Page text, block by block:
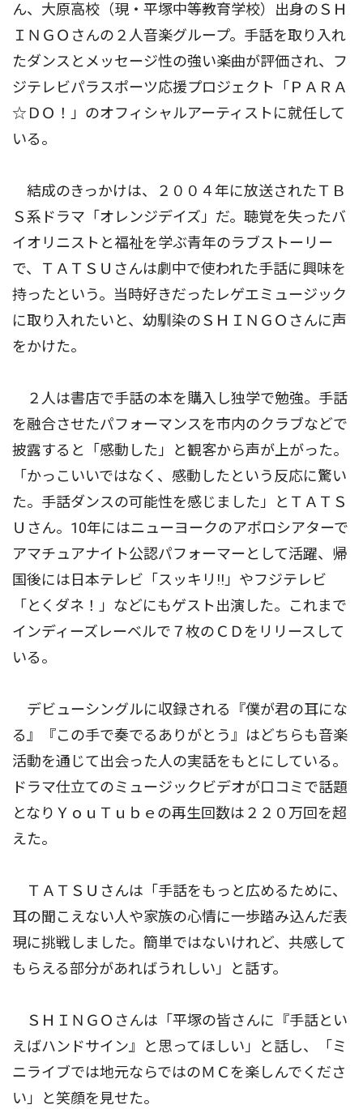
ん、大原高校（現・平塚中等教育学校）出身のＳＨ
ＩＮＧＯさんの２人音楽グループ。手話を取り入れ
たダンスとメッセージ性の強い楽曲が評価され、フ
ジテレビパラスポーツ応援プロジェクト「ＰＡＲＡ
☆ＤＯ！」のオフィシャルアーティストに就任して
いる。
結成のきっかけは、２００４年に放送されたＴＢ
Ｓ系ドラマ「オレンジデイズ」だ。聴覚を失ったバ
イオリニストと福祉を学ぶ青年のラブストーリー
で、ＴＡＴＳＵさんは劇中で使われた手話に興味を
持ったという。当時好きだったレゲエミュージック
に取り入れたいと、幼馴染のＳＨＩＮＧＯさんに声
をかけた。
２人は書店で手話の本を購入し独学で勉強。手話
を融合させたパフォーマンスを市内のクラブなどで
披露すると「感動した」と観客から声が上がった。
「かっこいいではなく、感動したという反応に驚い
た。手話ダンスの可能性を感じました」とＴＡＴＳ
Ｕさん。10年にはニューヨークのアポロシアターで
アマチュアナイト公認パフォーマーとして活躍、帰
国後には日本テレビ「スッキリ!!」やフジテレビ
「とくダネ！」などにもゲスト出演した。これまで
インディーズレーベルで７枚のＣＤをリリースして
いる。
デビューシングルに収録される『僕が君の耳にな
る』『この手で奏でるありがとう』はどちらも音楽
活動を通じて出会った人の実話をもとにしている。
ドラマ仕立てのミュージックビデオが口コミで話題
となりＹｏｕＴｕｂｅの再生回数は２２０万回を超
えた。
ＴＡＴＳＵさんは「手話をもっと広めるために、
耳の聞こえない人や家族の心情に一歩踏み込んだ表
現に挑戦しました。簡単ではないけれど、共感して
もらえる部分があればうれしい」と話す。
ＳＨＩＮＧＯさんは「平塚の皆さんに『手話とい
えばハンドサイン』と思ってほしい」と話し、「ミ
ニライブでは地元ならではのＭＣを楽しんでくださ
い」と笑顔を見せた。